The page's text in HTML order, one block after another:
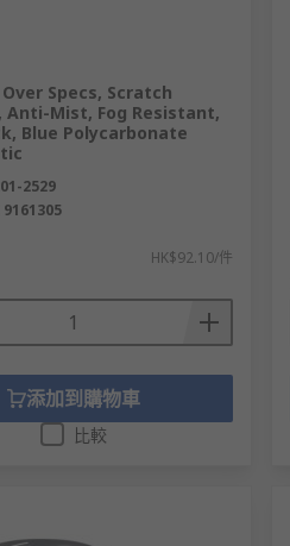
Specs, Scratch
Anti-Mist, Fog Resistant,
Blue Polycarbonate
2529
9161305
HK$92.10/件
添加到購物車
比較